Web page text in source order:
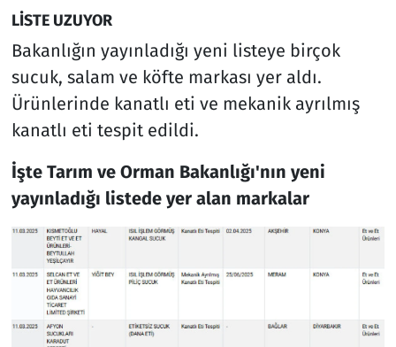
LİSTE UZUYOR
Bakanlığın yayınladığı yeni listeye birçok
sucuk, salam ve köfte markası yer aldı.
Ürünlerinde kanatlı eti ve mekanik ayrılmış
kanatlı eti tespit edildi.
İşte Tarım ve Orman Bakanlığı'nın yeni
yayınladığı listede yer alan markalar